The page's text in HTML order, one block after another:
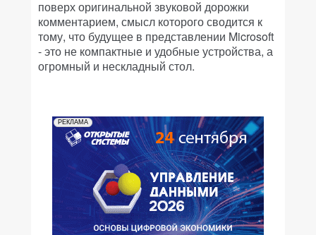
поверх оригинальной звуковой дорожки
комментарием, смысл которого сводится к
тому, что будущее в представлении Microsoft
- это не компактные и удобные устройства, а
огромный и нескладный стол.
РЕКЛАМА